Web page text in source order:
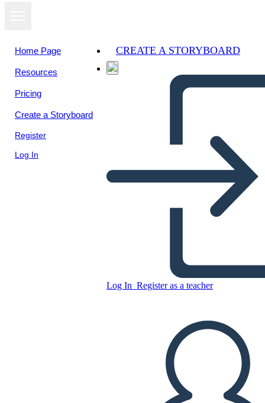
Home Page
Resources
Pricing
Create a Storyboard
Register
Log In
CREATE A STORYBOARD
Log In Register as a teacher
Untitled Storyboard
Copy this Storyboard
CREATE A STORYBOARD
PLAY SLIDESHOW
READ TO ME
View as
slideshow